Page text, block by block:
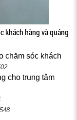
khách hàng và quảng
chăm sóc khách
cho trung tâm